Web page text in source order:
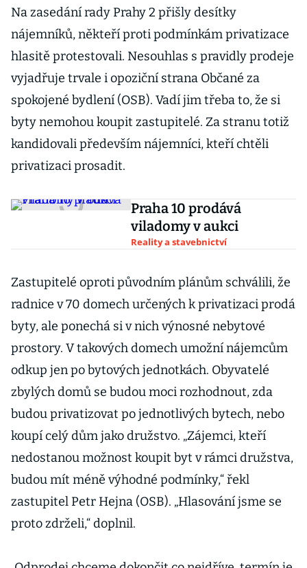
Na zasedání rady Prahy 2 přišly desítky
nájemníků, někteří proti podmínkám privatizace
hlasitě protestovali. Nesouhlas s pravidly prodeje
vyjadřuje trvale i opoziční strana Občané za
spokojené bydlení (OSB). Vadí jim třeba to, že si
byty nemohou koupit zastupitelé. Za stranu totiž
kandidovali především nájemníci, kteří chtěli
privatizaci prosadit.
Praha 10 prodává
viladomy v aukci
Reality a stavebnictví
Zastupitelé oproti původním plánům schválili, že
radnice v 70 domech určených k privatizaci prodá
byty, ale ponechá si v nich výnosné nebytové
prostory. V takových domech umožní nájemcům
odkup jen po bytových jednotkách. Obyvatelé
zbylých domů se budou moci rozhodnout, zda
budou privatizovat po jednotlivých bytech, nebo
koupí celý dům jako družstvo. „Zájemci, kteří
nedostanou možnost koupit byt v rámci družstva,
budou mít méně výhodné podmínky,“ řekl
zastupitel Petr Hejna (OSB). „Hlasování jsme se
proto zdrželi,“ doplnil.